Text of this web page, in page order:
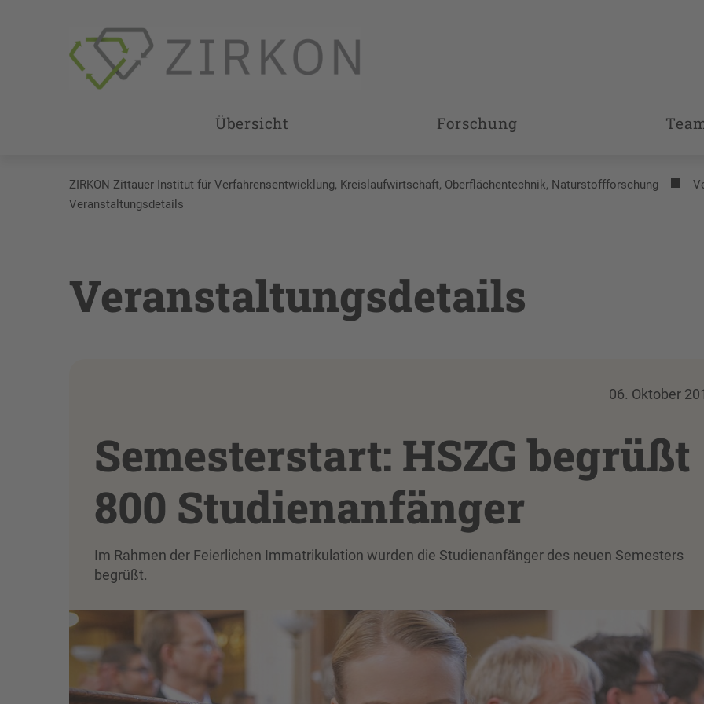
Übersicht Forschung
ZIRKON Zittauer Institut für Verfahrensentwicklung, Kreislaufwirtschaft, Oberflächentechnik, Naturstoffforschung
Veranstaltungsdetails
Veranstaltungsdetails
06. Oktober
Semesterstart: HSZG begrüßt
800 Studienanfänger
Im Rahmen der Feierlichen Immatrikulation wurden die Studienanfänger des neuen Semesters
begrüßt.